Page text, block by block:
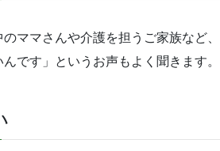
ママさんや介護を担うご家族など
です」というお声もよく聞きます。